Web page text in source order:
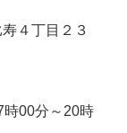
４丁目２３
時00分～20時